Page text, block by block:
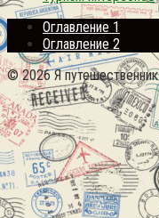
Оглавление 1
Оглавление 2
© 2026 Я путешественник